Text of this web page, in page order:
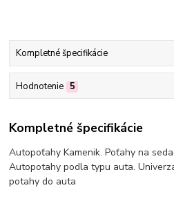
Kompletné špecifikácie
Hodnotenie 5
Kompletné špecifikácie
Autopoťahy Kamenik. Poťahy na
Autopotahy podla typu auta.
potahy do auta